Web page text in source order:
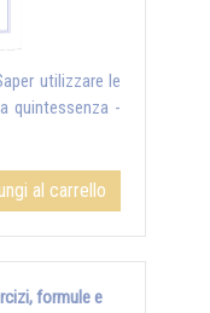
utilizzare le
quintessenza -
al carrello
formule e